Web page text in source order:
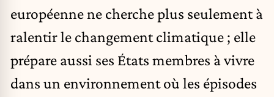
européenne ne cherche plus seulement à
ralentir le changement climatique ; elle
prépare aussi ses États membres à vivre
dans un environnement où les épisodes